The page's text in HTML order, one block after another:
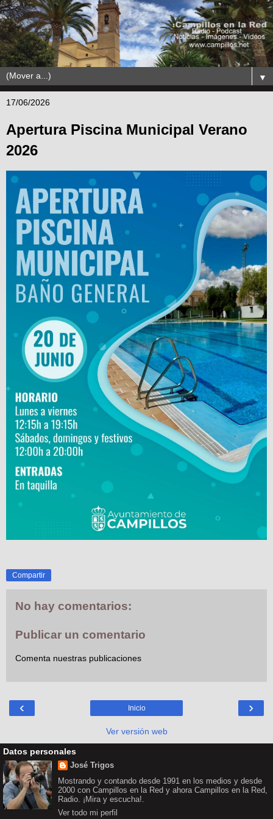
▼
17/06/2026
Apertura Piscina Municipal Verano
2026
Compartir
No hay comentarios:
Publicar un comentario
Comenta nuestras publicaciones
‹ ›
Inicio
Ver versión web
Datos personales
José Trigos
Mostrando y contando desde 1991 en los medios y desde
2000 con Campillos en la Red y ahora Campillos en la Red,
Radio. ¡Mira y escucha!.
Ver todo mi perfil